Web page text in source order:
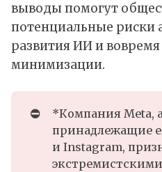
выводы помогут
потенциальные риски
развития ИИ и
минимизации.
⛔
*Компания Meta,
принадлежащие
и Instagram,